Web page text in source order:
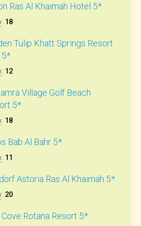
Ras Al Khaimah Hotel 5*
: 18
Tulip Khatt Springs Resort
5*
: 12
Village Golf Beach
5*
: 18
Bab Al Bahr 5*
: 11
Astoria Ras Al Khaimah 5*
: 20
Rotana Resort 5*